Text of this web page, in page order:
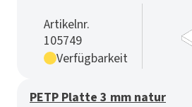
Artikelnr.
105749
Verfügbarkeit
PETP Platte 3 mm natur